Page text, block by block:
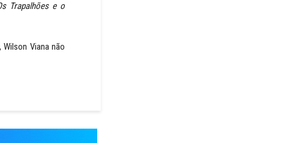
Trapalhões e o
Viana não